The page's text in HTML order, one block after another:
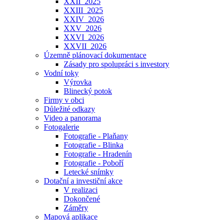
XXIII_2025
XXIV_2026
XXV_2026
XXVI_2026
XXVII_2026
Územně plánovací dokumentace
Zásady pro spolupráci s investory
Vodní toky
Výrovka
Blinecký potok
Firmy v obci
Důležité odkazy
Video a panorama
Fotogalerie
Fotografie - Plaňany
Fotografie - Blinka
Fotografie - Hradenín
Fotografie - Poboří
Letecké snímky
Dotační a investiční akce
V realizaci
Dokončené
Záměry
Mapová aplikace